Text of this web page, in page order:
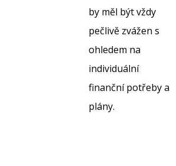
by měl být vždy
pečlivě zvážen s
ohledem na
individuální
finanční potřeby a
plány.